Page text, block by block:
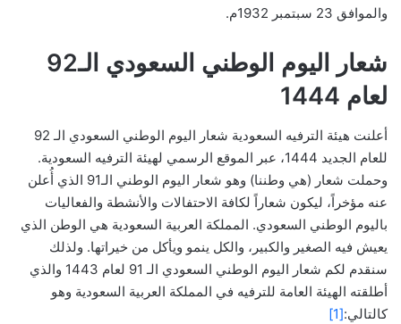
والموافق 23 سبتمبر 1932م.
شعار اليوم الوطني السعودي الـ92
لعام 1444
أعلنت هيئة الترفيه السعودية شعار اليوم الوطني السعودي الـ 92
للعام الجديد 1444، عبر الموقع الرسمي لهيئة الترفيه السعودية.
وحملت شعار (هي وطننا) وهو شعار اليوم الوطني الـ91 الذي أُعلن
عنه مؤخراً، ليكون شعاراً لكافة الاحتفالات والأنشطة والفعاليات
باليوم الوطني السعودي. المملكة العربية السعودية هي الوطن الذي
يعيش فيه الصغير والكبير، والكل ينمو ويأكل من خيراتها. ولذلك
سنقدم لكم شعار اليوم الوطني السعودي الـ 91 لعام 1443 والذي
أطلقته الهيئة العامة للترفيه في المملكة العربية السعودية وهو
كالتالي:[1]